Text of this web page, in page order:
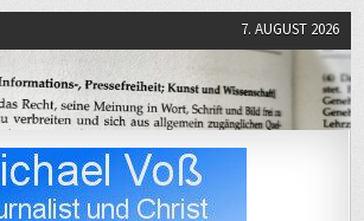
7. AUGUST 2026